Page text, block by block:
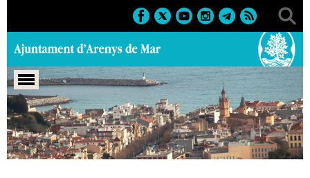
Portada > Agenda > 24-07-
2012 > Marcs > Culturals > 2012 > Cine pícnic 2012